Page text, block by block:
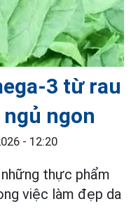
3 từ rau
ngon
- 12:20
thực phẩm
việc làm đẹp da